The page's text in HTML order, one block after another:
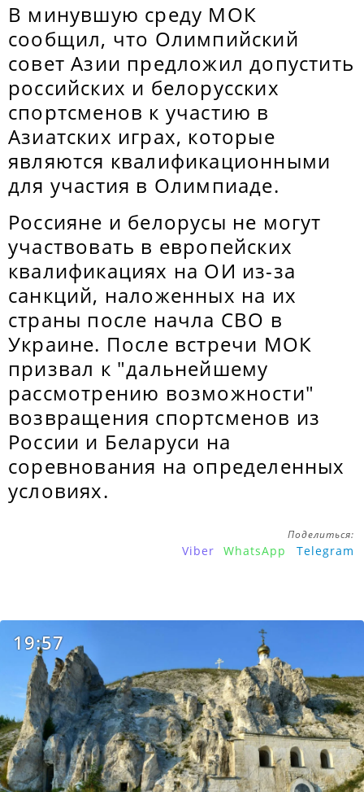
В минувшую среду МОК
сообщил, что Олимпийский
совет Азии предложил допустить
российских и белорусских
спортсменов к участию в
Азиатских играх, которые
являются квалификационными
для участия в Олимпиаде.
Россияне и белорусы не могут
участвовать в европейских
квалификациях на ОИ из-за
санкций, наложенных на их
страны после начла СВО в
Украине. После встречи МОК
призвал к "дальнейшему
рассмотрению возможности"
возвращения спортсменов из
России и Беларуси на
соревнования на определенных
условиях.
Поделиться:
Viber WhatsApp Telegram
19:57